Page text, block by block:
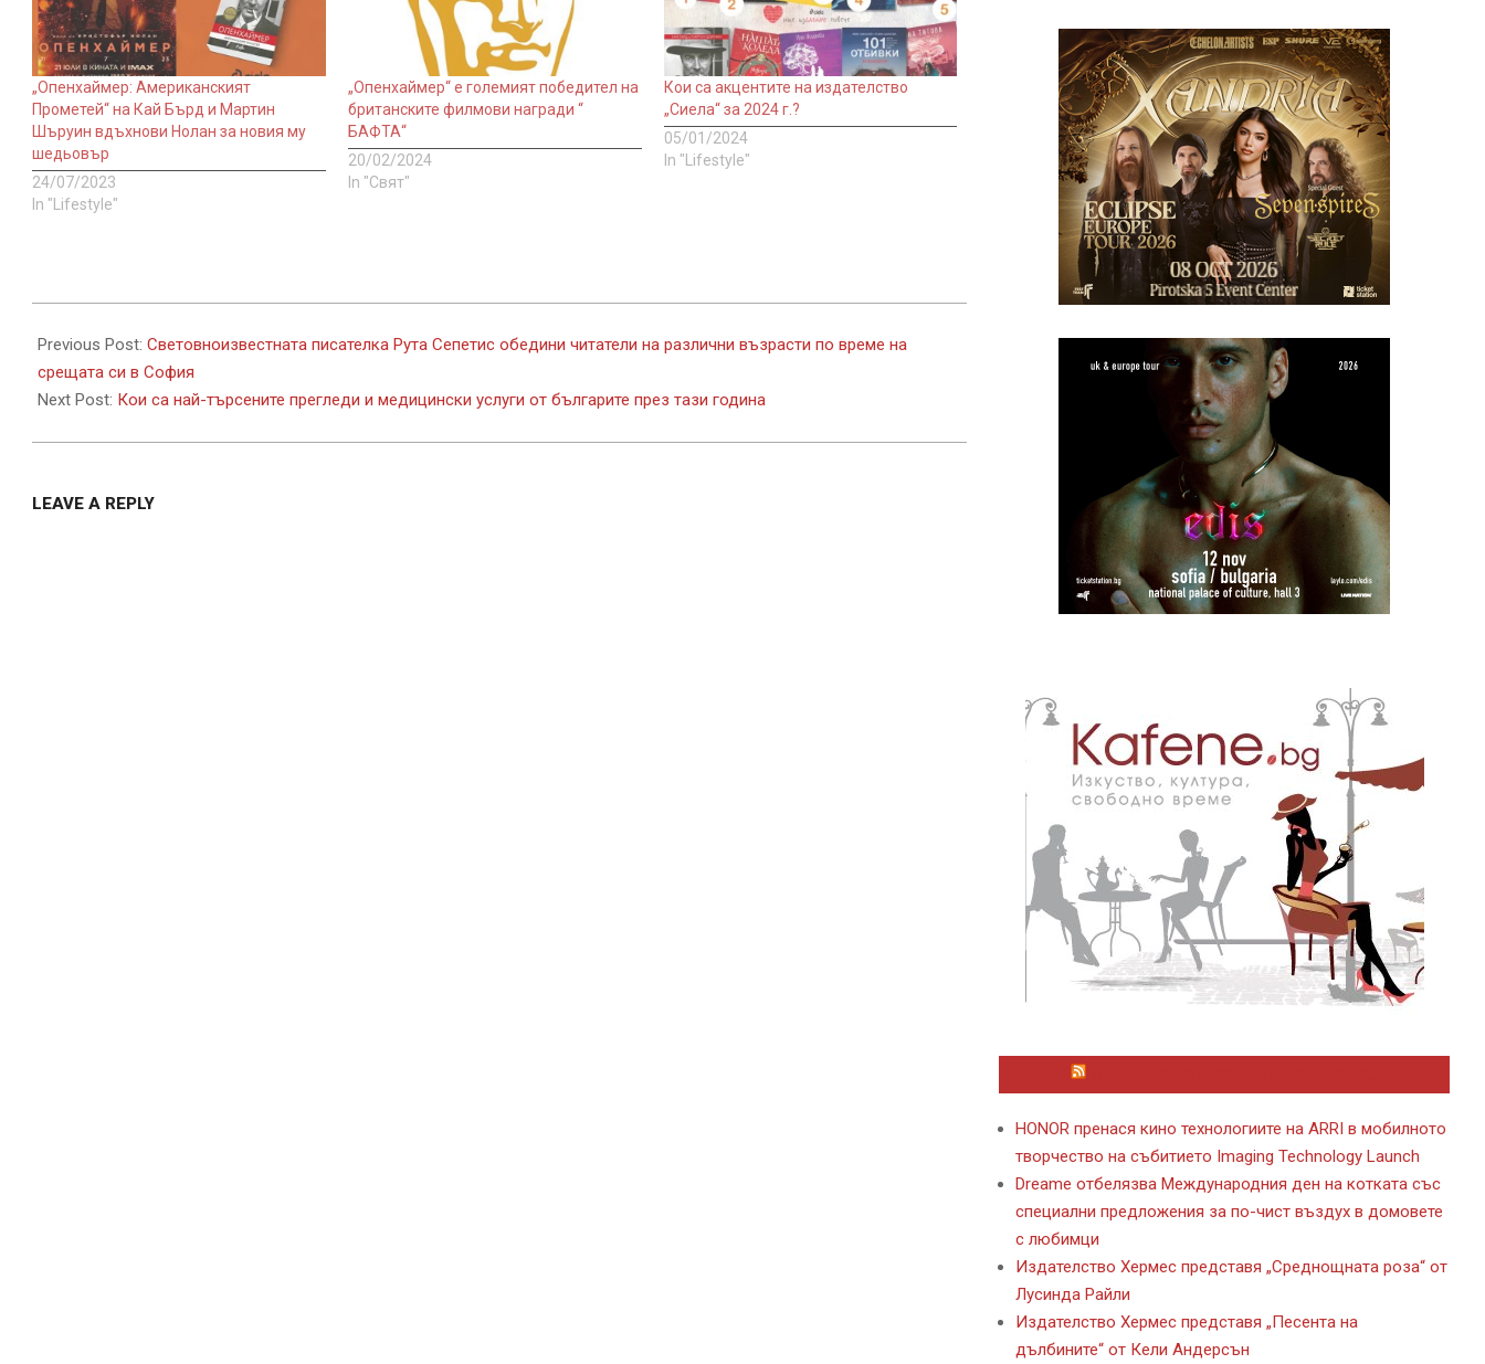
„Опенхаймер: Американският
Прометей“ на Кай Бърд и Мартин
Шъруин вдъхнови Нолан за новия му
шедьовър
24/07/2023
In "Lifestyle"
„Опенхаймер“ е големият победител на
британските филмови награди “
БАФТА“
20/02/2024
In "Свят"
Кои са акцентите на издателство
„Сиела“ за 2024 г.?
05/01/2024
In "Lifestyle"
12-
08
Previous Post: Световноизвестната писателка Рута Сепетис обедини читатели на различни възрасти по време на
срещата си в София
Next Post: Кои са най-търсените прегледи и медицински услуги от българите през тази година
LEAVE A REPLY
HONOR пренася кино технологиите на ARRI в мобилното
творчество на събитието Imaging Technology Launch
Dreame отбелязва Международния ден на котката със
специални предложения за по-чист въздух в домовете
с любимци
Издателство Хермес представя „Среднощната роза“ от
Лусинда Райли
Издателство Хермес представя „Песента на
дълбините“ от Кели Андерсън